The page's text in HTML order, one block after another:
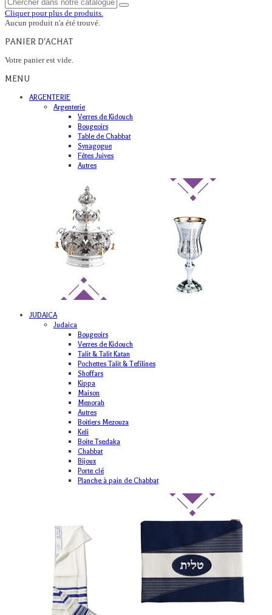
Cliquer pour plus de produits.
Aucun produit n'a été trouvé.
PANIER D'ACHAT
Votre panier est vide.
MENU
ARGENTERIE
Argenterie
Verres de Kidouch
Bougeoirs
Table de Chabbat
Synagogue
Fêtes Juives
Autres
JUDAICA
Judaica
Bougeoirs
Verres de Kidouch
Talit & Talit Katan
Pochettes Talit & Tefilines
Shoffars
Kippa
Maison
Menorah
Autres
Boitiers Mezouza
Keli
Boite Tsedaka
Chabbat
Bijoux
Porte clé
Planche à pain de Chabbat